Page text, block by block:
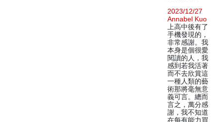
2023/12/27
Annabel Kuo
上高中後有了
手機發現的，
非常感謝。我
本身是個很愛
閱讀的人，我
感到若我活著
而不去欣賞這
一種人類的藝
術那將毫無意
義可言。總而
言之，萬分感
謝，我不知道
在每有能力買